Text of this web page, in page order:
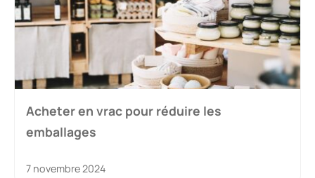
Acheter en vrac pour réduire les
emballages
7 novembre 2024